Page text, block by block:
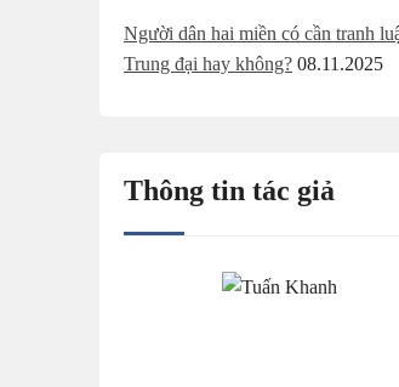
Người dân hai miền có cần tranh
Trung đại hay không? 08.11.2025
Thông tin tác giả